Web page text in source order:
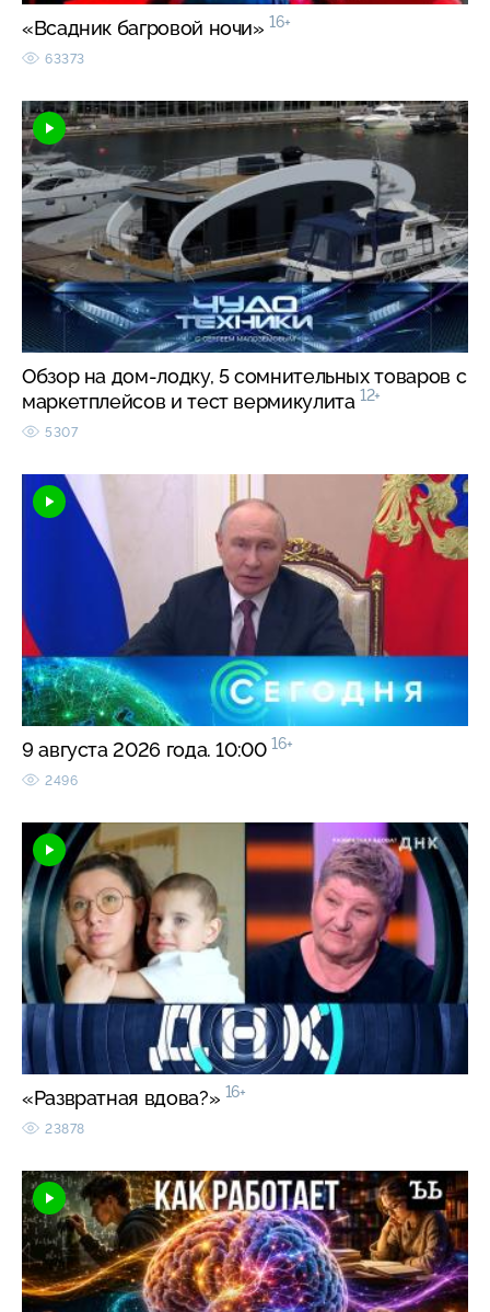
«Всадник багровой ночи» 16+
63373
Обзор на дом-лодку, 5 сомнительных товаров с
маркетплейсов и тест вермикулита 12+
5307
9 августа 2026 года. 10:00 16+
2496
«Развратная вдова?» 16+
23878